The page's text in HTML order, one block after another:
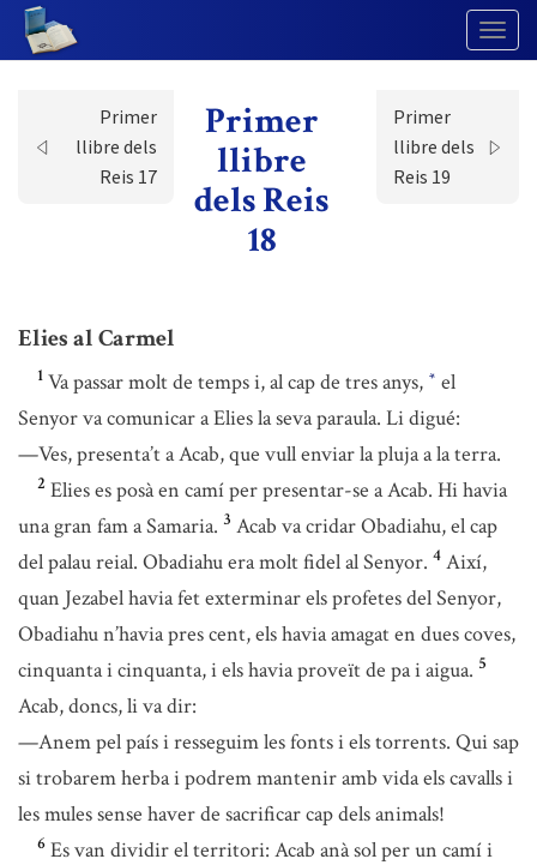
Primer
llibre dels
Reis 17
Primer
llibre
dels Reis
18
Primer
llibre dels
Reis 19
Elies al Carmel
1 Va passar molt de temps i, al cap de tres anys, * el
Senyor va comunicar a Elies la seva paraula. Li digué:
—Ves, presenta’t a Acab, que vull enviar la pluja a la terra.
2 Elies es posà en camí per presentar-se a Acab. Hi havia
una gran fam a Samaria. 3 Acab va cridar Obadiahu, el cap
del palau reial. Obadiahu era molt fidel al Senyor. 4 Així,
quan Jezabel havia fet exterminar els profetes del Senyor,
Obadiahu n’havia pres cent, els havia amagat en dues coves,
cinquanta i cinquanta, i els havia proveït de pa i aigua. 5
Acab, doncs, li va dir:
—Anem pel país i resseguim les fonts i els torrents. Qui sap
si trobarem herba i podrem mantenir amb vida els cavalls i
les mules sense haver de sacrificar cap dels animals!
6 Es van dividir el territori: Acab anà sol per un camí i